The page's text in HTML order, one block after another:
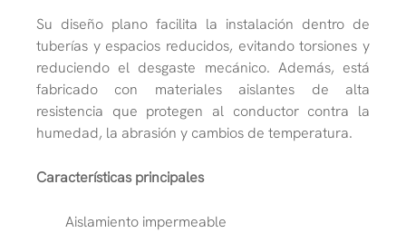
Su diseño plano facilita la instalación dentro de
tuberías y espacios reducidos, evitando torsiones y
reduciendo el desgaste mecánico. Además, está
fabricado con materiales aislantes de alta
resistencia que protegen al conductor contra la
humedad, la abrasión y cambios de temperatura.
Características principales
Aislamiento impermeable